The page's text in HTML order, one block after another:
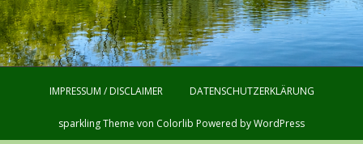
IMPRESSUM / DISCLAIMER DATENSCHUTZERKLÄRUNG
sparkling Theme von Colorlib Powered byWordPress